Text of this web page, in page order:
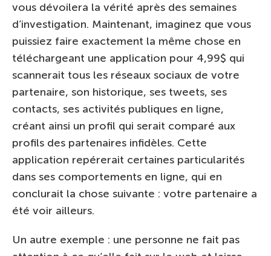
vous dévoilera la vérité après des semaines
d’investigation. Maintenant, imaginez que vous
puissiez faire exactement la même chose en
téléchargeant une application pour 4,99$ qui
scannerait tous les réseaux sociaux de votre
partenaire, son historique, ses tweets, ses
contacts, ses activités publiques en ligne,
créant ainsi un profil qui serait comparé aux
profils des partenaires infidèles. Cette
application repérerait certaines particularités
dans ses comportements en ligne, qui en
conclurait la chose suivante : votre partenaire a
été voir ailleurs.
Un autre exemple : une personne ne fait pas